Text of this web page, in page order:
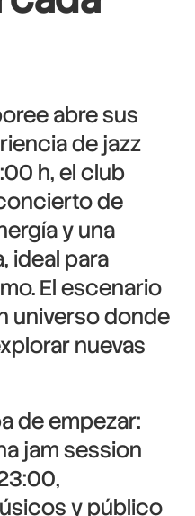
abre sus
de jazz
h, el club
de
y una
ideal para
El escenario
universo donde
nuevas
de empezar:
jam session
y público